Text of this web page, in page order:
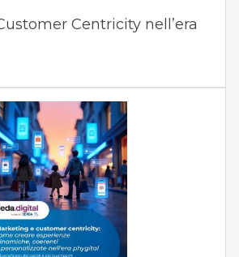
Centricity nell’era